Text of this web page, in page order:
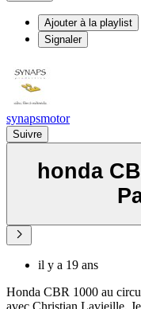
Ajouter à la playlist
Signaler
synapsmotor
Suivre
honda
il y a 19 ans
Honda CBR 1000 au
avec Christian Lavieille,